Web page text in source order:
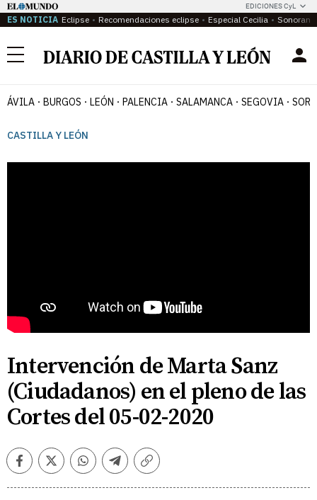
EDICIONES CyL
ES NOTICIA Eclipse Recomendaciones eclipse Especial Cecilia
Menú
ÁVILA BURGOS LEÓN PALENCIA SALAMANCA SEGOVIA
CASTILLA Y LEÓN
Intervención de Marta Sanz
(Ciudadanos) en el pleno de las
Cortes del 05-02-2020
FacebookTwitterWhatsappTelegramCopiar